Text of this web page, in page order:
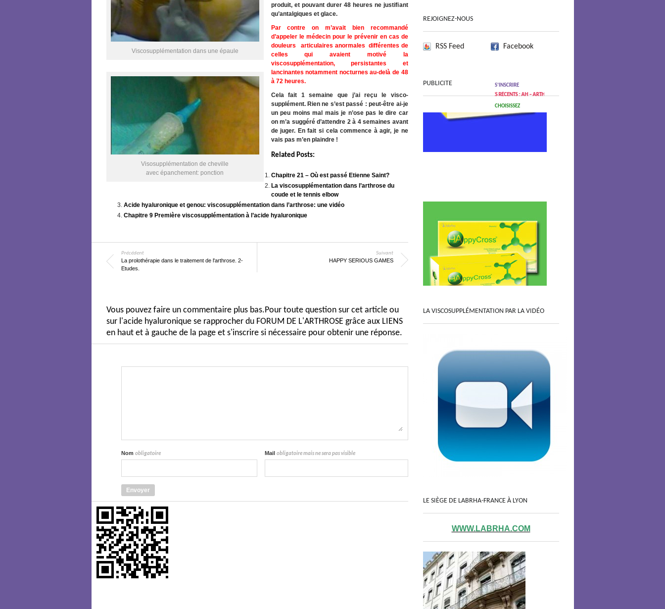
Viscosupplémentation dans une épaule
produit, et pouvant durer 48 heures ne justifiant
qu’antalgiques et glace.
Visosupplémentation de cheville
avec épanchement: ponction
Par contre on m’avait bien recommandé
d’appeler le médecin pour le prévenir en cas de
douleurs articulaires anormales différentes de
celles qui avaient motivé la
viscosupplémentation, persistantes et
lancinantes notamment nocturnes au-delà de 48
à 72 heures.
Cela fait 1 semaine que j’ai reçu le visco-
supplément. Rien ne s’est passé : peut-être ai-je
un peu moins mal mais je n’ose pas le dire car
on m’a suggéré d’attendre 2 à 4 semaines avant
de juger. En fait si cela commence à agir, je ne
vais pas m’en plaindre !
Related Posts:
Chapitre 21 – Où est passé Etienne Saint?
La viscosupplémentation dans l’arthrose du
coude et le tennis elbow
Acide hyaluronique et genou: viscosupplémentation dans l’arthrose: une vidéo
Chapitre 9 Première viscosupplémentation à l’acide hyaluronique
Précédent
La prolothérapie dans le traitement de l'arthrose. 2-
Etudes.
Suivant
HAPPY SERIOUS GAMES
Vous pouvez faire un commentaire plus bas.Pour toute question sur cet article ou
sur l'acide hyaluronique se rapprocher du FORUM DE L'ARTHROSE grâce aux LIENS
en haut et à gauche de la page et s'inscrire si nécessaire pour obtenir une réponse.
Nom obligatoire Mail obligatoire mais ne sera pas visible
REJOIGNEZ-NOUS
RSS Feed Facebook
S’INSCRIRE
ARTICLES RÉCENTS : AH – ARTHROSE
CHOISISSEZ
PUBLICITE
LA VISCOSUPPLÉMENTATION PAR LA VIDÉO
LE SIÈGE DE LABRHA-FRANCE À LYON
WWW.LABRHA.COM